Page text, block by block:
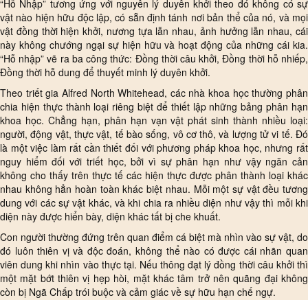
“Hỗ Nhập” tương ứng với nguyên lý duyên khởi theo đó không có sự
vật nào hiện hữu độc lập, có sẵn định tánh nơi bản thể của nó, và mọi
vật đồng thời hiện khởi, nương tựa lẫn nhau, ảnh hưởng lẫn nhau, cái
này không chướng ngại sự hiện hữu và hoạt động của những cái kia.
“Hỗ nhập” vẽ ra ba công thức: Đồng thời câu khởi, Đồng thời hỗ nhiếp,
Đồng thời hỗ dung để thuyết minh lý duyên khởi.
Theo triết gia Alfred North Whitehead, các nhà khoa học thường phân
chia hiện thực thành loại riêng biệt để thiết lập những bảng phân hạn
khoa học. Chẳng hạn, phân hạn vạn vật phát sinh thành nhiều loại:
người, động vật, thực vật, tế bào sống, vô cơ thô, và lượng tử vi tế. Đó
là một việc làm rất cần thiết đối với phương pháp khoa học, nhưng rất
nguy hiểm đối với triết học, bởi vì sự phân hạn như vậy ngăn cản
không cho thấy trên thực tế các hiện thực được phân thành loại khác
nhau không hẳn hoàn toàn khác biệt nhau. Mỗi một sự vật đều tương
dung với các sự vật khác, và khi chia ra nhiều diện như vậy thì mỗi khi
diện này được hiển bày, diện khác tất bị che khuất.
Con người thường đứng trên quan điểm cá biệt mà nhìn vào sự vật, do
đó luôn thiên vị và độc đoán, không thể nào có được cái nhãn quan
viên dung khi nhìn vào thực tại. Nếu thông đạt lý đồng thời câu khởi thì
một mặt bớt thiên vị hẹp hòi, mặt khác tâm trở nên quãng đại không
còn bị Ngã Chấp trói buộc và cảm giác về sự hữu hạn chế ngự.